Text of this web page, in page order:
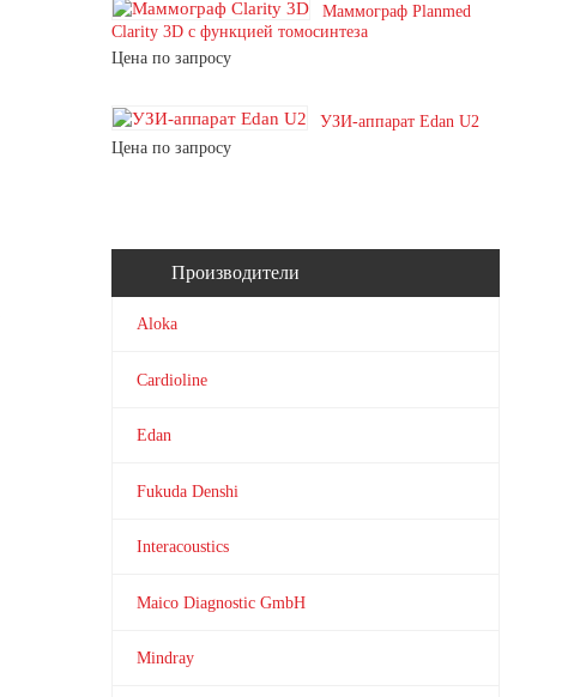
Маммограф Planmed
Clarity 3D с функцией томосинтеза
Цена по запросу
УЗИ-аппарат Edan U2
Цена по запросу
Производители
Aloka
Cardioline
Edan
Fukuda Denshi
Interacoustics
Maico Diagnostic GmbH
Mindray